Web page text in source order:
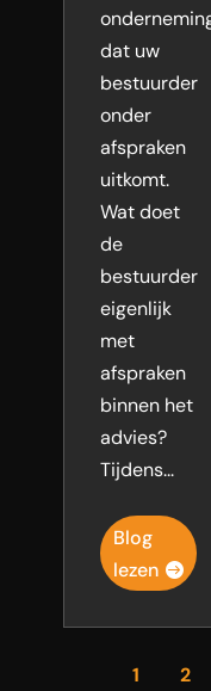
dat uw
bestuurder
onder
afspraken
uitkomt.
Wat doet
de
bestuurder
eigenlijk
met
afspraken
binnen het
advies?
Tijdens...
Blog
lezen
1 2